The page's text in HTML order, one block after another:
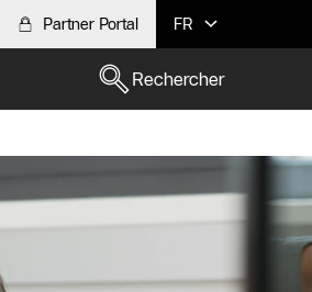
Partner Portal FR
Rechercher